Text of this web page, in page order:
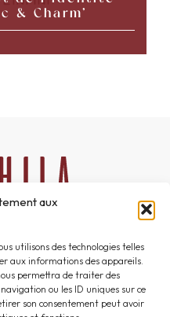
aux
utilisons des technologies telles
aux informations des appareils.
permettra de traiter des
ou les ID uniques sur ce
son consentement peut avoir
& Charm’